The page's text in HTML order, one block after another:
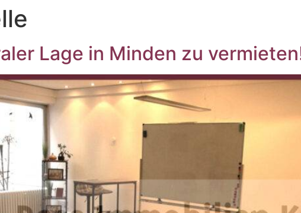
Lage in Minden zu